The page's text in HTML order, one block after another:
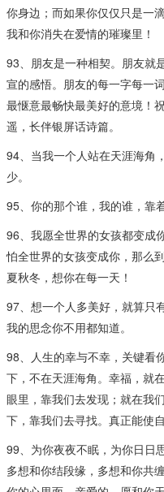
你身边；而如果你仅仅只是一
我和你消失在爱情的璀璨里！
93、朋友是一种相契。朋友就
宣的感悟。朋友的每一字每一
最惬意最畅快最美好的意境！
遥，长伴银屏话诗篇。
94、当我一个人站在天涯海角
少。
95、你的那个谁，我的谁，靠
96、我愿全世界的女孩都变成
怕全世界的女孩变成你，那么
夏秋冬，想你在每一天！
97、想一个人多美好，就算只
我的思念你不用都知道。
98、人生的幸与不幸，关键看
下，不在天涯海角。幸福，就
眼里，靠我们去发现；就在我
下，靠我们去寻找。真正能使
99、为你夜夜不眠，为你日日
多想和你结段缘，多想和你共